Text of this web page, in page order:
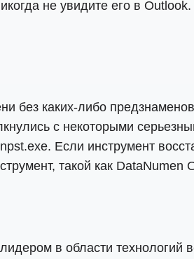
не увидите его в
без каких-либо
с некоторыми
Если инструмент
такой как DataNumen
в области технологий